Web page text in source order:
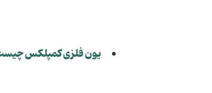
یون فلزی کمپلکس